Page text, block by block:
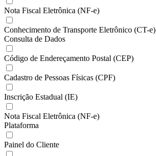
Nota Fiscal Eletrônica (NF-e)
Conhecimento de Transporte Eletrônico (CT-e)
Consulta de Dados
Código de Endereçamento Postal (CEP)
Cadastro de Pessoas Físicas (CPF)
Inscrição Estadual (IE)
Nota Fiscal Eletrônica (NF-e)
Plataforma
Painel do Cliente